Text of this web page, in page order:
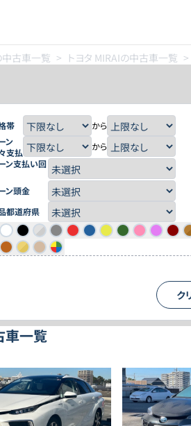
中古車一覧 > トヨタ MIRAIの中古車一覧 >
帯
から
ン
支払
から
ン支払い回
ン頭金
都道府県
ク
車一覧